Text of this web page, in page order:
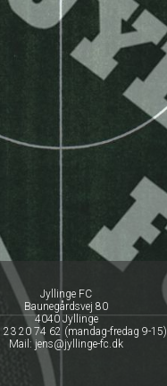
Jyllinge FC
Baunegårdsvej 80
4040 Jyllinge
23 20 74 62 (mandag-fredag 9-15)
Mail: jens@jyllinge-fc.dk